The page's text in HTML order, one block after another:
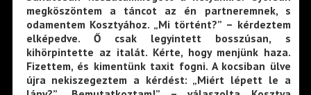
megköszöntem a táncot az én partneremnek, s
odamentem Kosztyához. „Mi történt?” – kérdeztem
elképedve. Ő csak legyintett bosszúsan, s
kihörpintette az italát. Kérte, hogy menjünk haza.
Fizettem, és kimentünk taxit fogni. A kocsiban ülve
újra nekiszegeztem a kérdést: „Miért lépett le a